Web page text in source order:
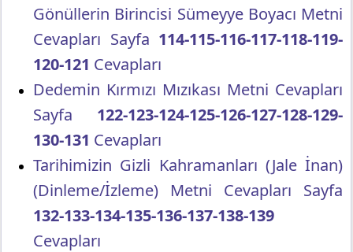
Gönüllerin Birincisi Sümeyye Boyacı Metni
Cevapları Sayfa 114-115-116-117-118-119-
120-121 Cevapları
Dedemin Kırmızı Mızıkası Metni Cevapları
Sayfa 122-123-124-125-126-127-128-129-
130-131 Cevapları
Tarihimizin Gizli Kahramanları (Jale İnan)
(Dinleme/İzleme) Metni Cevapları Sayfa
132-133-134-135-136-137-138-139
Cevapları